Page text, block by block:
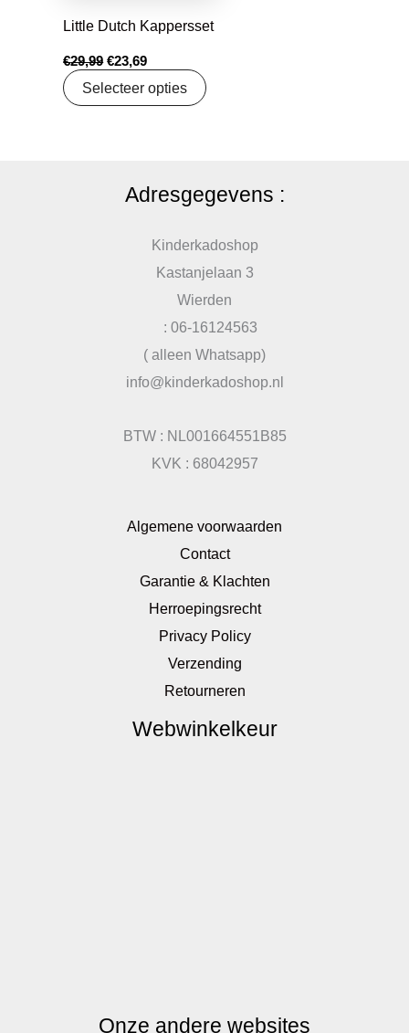
Little Dutch Kappersset
€29,99 €23,69
Selecteer opties
Adresgegevens :
Kinderkadoshop
Kastanjelaan 3
Wierden
: 06-16124563
( alleen Whatsapp)
info@kinderkadoshop.nl
BTW : NL001664551B85
KVK : 68042957
Algemene voorwaarden
Contact
Garantie & Klachten
Herroepingsrecht
Privacy Policy
Verzending
Retourneren
Webwinkelkeur
Onze andere websites